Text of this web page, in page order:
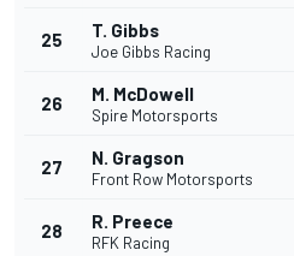
25 T. Gibbs
Joe Gibbs Racing
26 M. McDowell
Spire Motorsports
27 N. Gragson
Front Row Motorsports
28 R. Preece
RFK Racing